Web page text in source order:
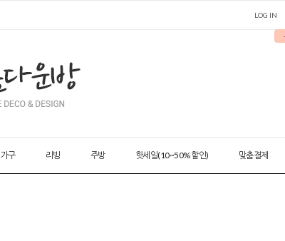
LOG IN
가구 리빙 주방 핫세일(10~50% 할인) 맞춤결제